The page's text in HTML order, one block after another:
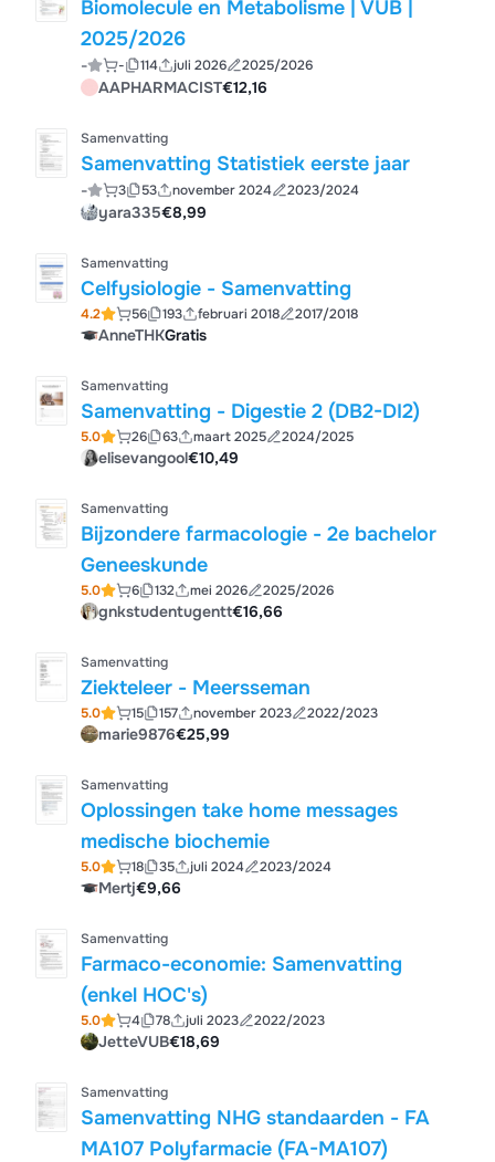
Biomolecule en Metabolisme | VUB |
2025/2026
- - 114 juli 2026 2025/2026
AAPHARMACIST€12,16
Samenvatting
Samenvatting Statistiek eerste jaar
- 3 53 november 2024 2023/2024
yara335€8,99
Samenvatting
Celfysiologie - Samenvatting
4.2 56 193 februari 2018 2017/2018
AnneTHKGratis
Samenvatting
Samenvatting - Digestie 2 (DB2-DI2)
5.0 26 63 maart 2025 2024/2025
elisevangool€10,49
Samenvatting
Bijzondere farmacologie - 2e bachelor
Geneeskunde
5.0 6 132 mei 2026 2025/2026
gnkstudentugentt€16,66
Samenvatting
Ziekteleer - Meersseman
5.0 15 157 november 2023 2022/2023
marie9876€25,99
Samenvatting
Oplossingen take home messages
medische biochemie
5.0 18 35 juli 2024 2023/2024
Mertj€9,66
Samenvatting
Farmaco-economie: Samenvatting
(enkel HOC's)
5.0 4 78 juli 2023 2022/2023
JetteVUB€18,69
Samenvatting
Samenvatting NHG standaarden - FA
MA107 Polyfarmacie (FA-MA107)